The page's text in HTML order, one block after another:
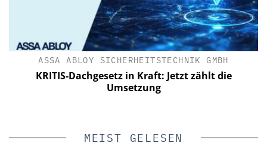
ASSA ABLOY SICHERHEITSTECHNIK GMBH
KRITIS-Dachgesetz in Kraft: Jetzt zählt die
Umsetzung
MEIST GELESEN